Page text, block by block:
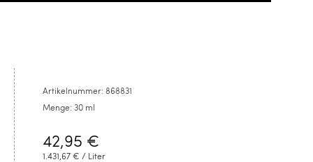
Artikelnummer: 868831
Menge: 30 ml
42,95 €
1.431,67 € / Liter